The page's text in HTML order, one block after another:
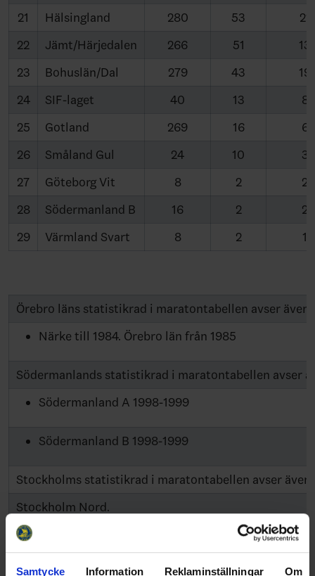
Samtycke Information Reklaminställningar Om
21
Hälsingland 280 53
21
22
Jämt/Härjedalen 266 51
13
23
Bohuslän/Dal 279 43
19
24
SIF-laget 40 13
8
25
Gotland 269 16
6
26
Småland Gul 24 10
3
27
Göteborg Vit 8 2
2
28
Södermanland B 16 2
2
29
Värmland Svart 8 2 1
Örebro läns statistikrad i maratontabellen avser även
Närke till 1984. Örebro län från 1985
Södermanlands statistikrad i maratontabellen avser
Södermanland A 1998-1999
Södermanland B 1998-1999
Stockholms statistikrad i maratontabellen avser
Stockholm Nord.
Stockholm B:s statistikrad i maratontabellen avser